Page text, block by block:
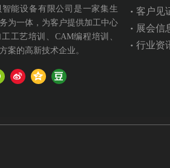
能设备有限公司是一家集生
为一体，为客户提供加工中心
工艺培训、CAM编程培训、
案的高新技术企业。
客户见
展会信
行业资